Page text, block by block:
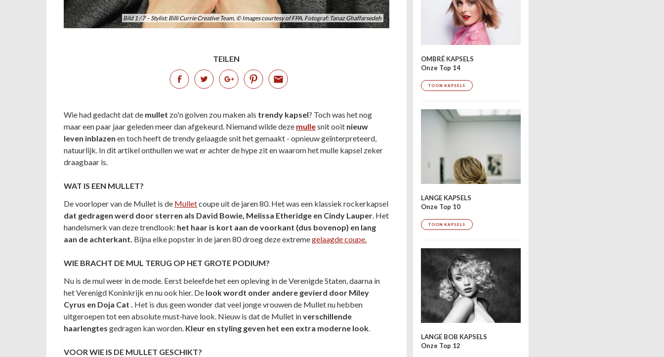
Bild 1 / 7 – Stylist: Billi Currie Creative Team, © Images courtesy of FPA, Fotograf: Tanaz Ghaffarsedeh Bild 2 / 7 – Stylist: Marc Antoni Art Team, © Marc Antoni Art
TEILEN
Wie had gedacht dat de mullet zo'n golven zou maken als trendy kapsel? Toch was het nog
maar een paar jaar geleden meer dan afgekeurd. Niemand wilde deze mullesnit ooit nieuw
leven inblazen en toch heeft de trendy gelaagde snit het gemaakt - opnieuw geïnterpreteerd,
natuurlijk. In dit artikel onthullen we wat er achter de hype zit en waarom het mulle kapsel zeker
draagbaar is.
WAT IS EEN MULLET?
De voorloper van de Mullet is de Mulletcoupe uit de jaren 80. Het was een klassiek rockerkapsel
dat gedragen werd door sterren als David Bowie, Melissa Etheridge en Cindy Lauper. Het
handelsmerk van deze trendlook: het haar is kort aan de voorkant (dus bovenop) en lang
aan de achterkant. Bijna elke popster in de jaren 80 droeg deze extremegelaagde coupe.
WIE BRACHT DE MUL TERUG OP HET GROTE PODIUM?
Nu is de mul weer in de mode. Eerst beleefde het een opleving in de Verenigde Staten, daarna in
het Verenigd Koninkrijk en nu ook hier. De look wordt onder andere gevierd door Miley
Cyrus en Doja Cat . Het is dus geen wonder dat veel jonge vrouwen de Mullet nu hebben
uitgeroepen tot een absolute must-have look. Nieuw is dat de Mullet inverschillende
haarlengtes gedragen kan worden. Kleur en styling geven het een extra moderne look.
VOOR WIE IS DE MULLET GESCHIKT?
OMBRÉ KAPSELS
Onze Top 14
TOON KAPSELS
LANGE KAPSELS
Onze Top 10
TOON KAPSELS
LANGE BOB KAPSELS
Onze Top 12